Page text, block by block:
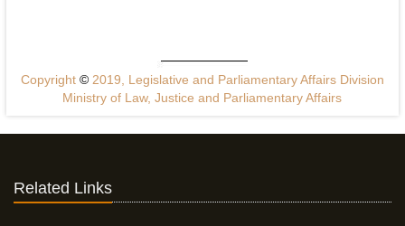
Copyright ©2019, Legislative and Parliamentary Affairs Division
Ministry of Law, Justice and Parliamentary Affairs
Related Links